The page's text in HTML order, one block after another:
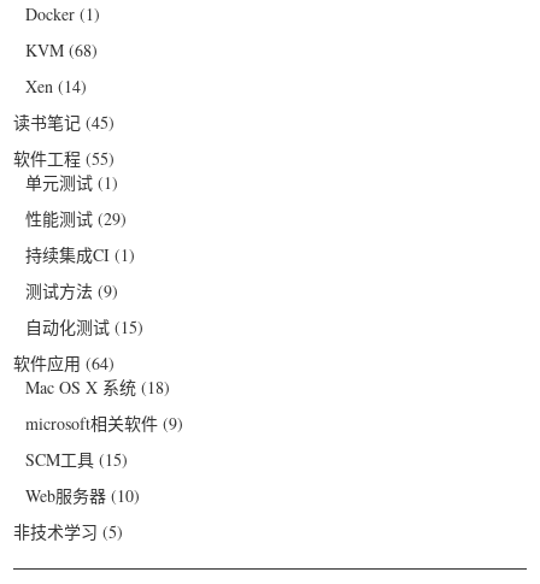
Docker (1)
KVM (68)
Xen (14)
读书笔记 (45)
软件工程 (55)
单元测试 (1)
性能测试 (29)
持续集成CI (1)
测试方法 (9)
自动化测试 (15)
软件应用 (64)
Mac OS X 系统 (18)
microsoft相关软件 (9)
SCM工具 (15)
Web服务器 (10)
非技术学习 (5)